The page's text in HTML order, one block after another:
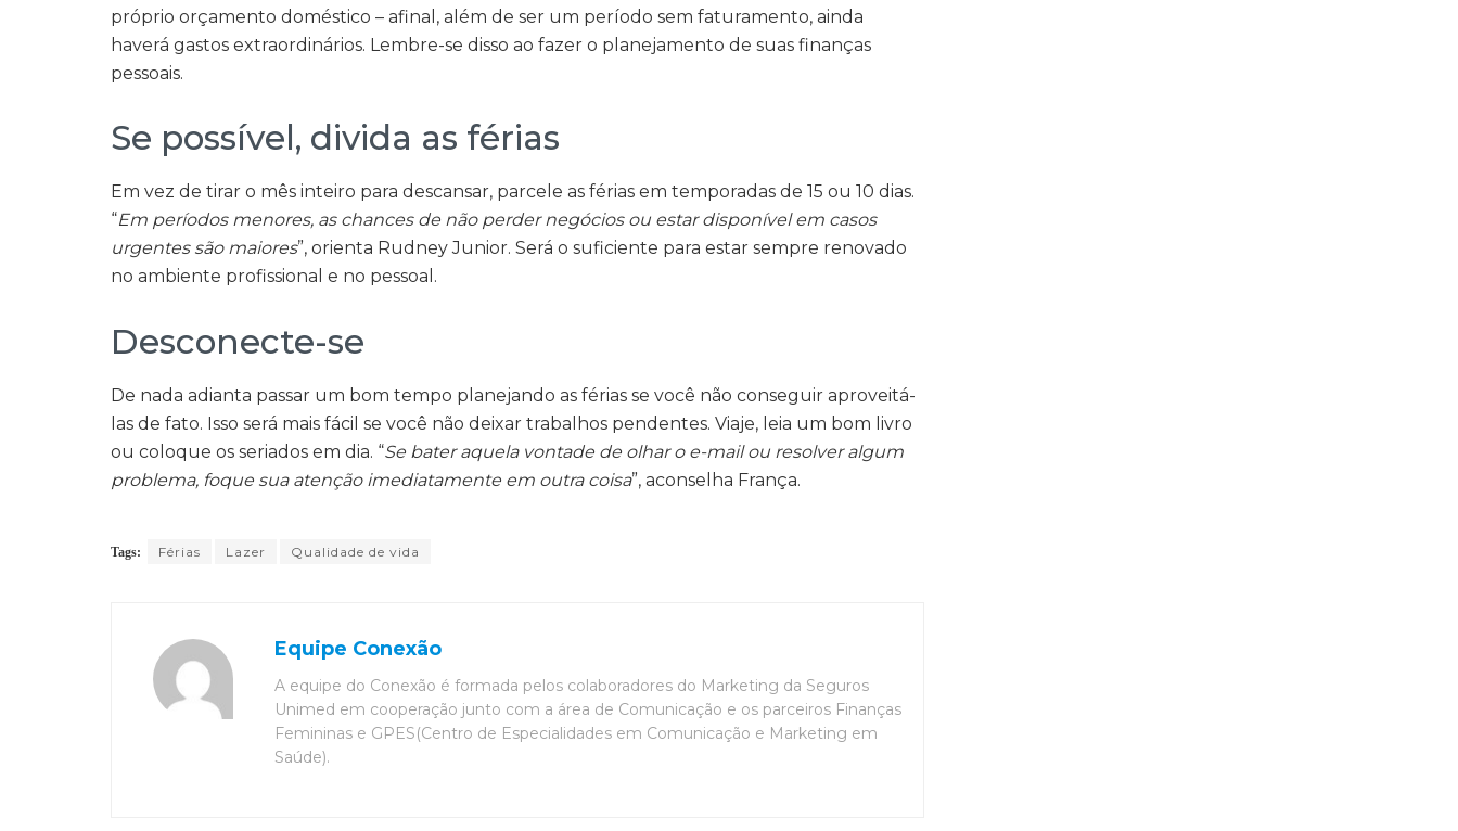
próprio orçamento doméstico – afinal, além de ser um período sem faturamento, ainda
haverá gastos extraordinários. Lembre-se disso ao fazer o planejamento de suas finanças
pessoais.
Se possível, divida as férias
Em vez de tirar o mês inteiro para descansar, parcele as férias em temporadas de 15 ou 10 dias.
“Em períodos menores, as chances de não perder negócios ou estar disponível em casos
urgentes são maiores”, orienta Rudney Junior. Será o suficiente para estar sempre renovado
no ambiente profissional e no pessoal.
Desconecte-se
De nada adianta passar um bom tempo planejando as férias se você não conseguir aproveitá-
las de fato. Isso será mais fácil se você não deixar trabalhos pendentes. Viaje, leia um bom livro
ou coloque os seriados em dia. “Se bater aquela vontade de olhar o e-mail ou resolver algum
problema, foque sua atenção imediatamente em outra coisa”, aconselha França.
Tags: Férias Lazer Qualidade de vida
Equipe Conexão
A equipe do Conexão é formada pelos colaboradores do Marketing da Seguros
Unimed em cooperação junto com a área de Comunicação e os parceiros Finanças
Femininas e GPES(Centro de Especialidades em Comunicação e Marketing em
Saúde).